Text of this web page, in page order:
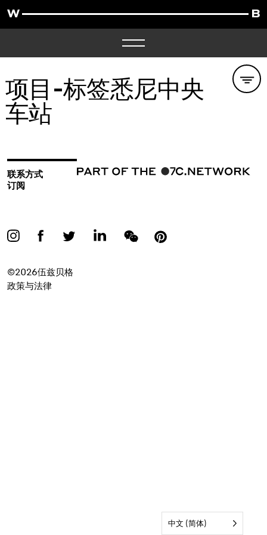
项目-标签悉尼中央
车站
联系方式
订阅
©2026伍兹贝格
政策与法律
中文 (简体)